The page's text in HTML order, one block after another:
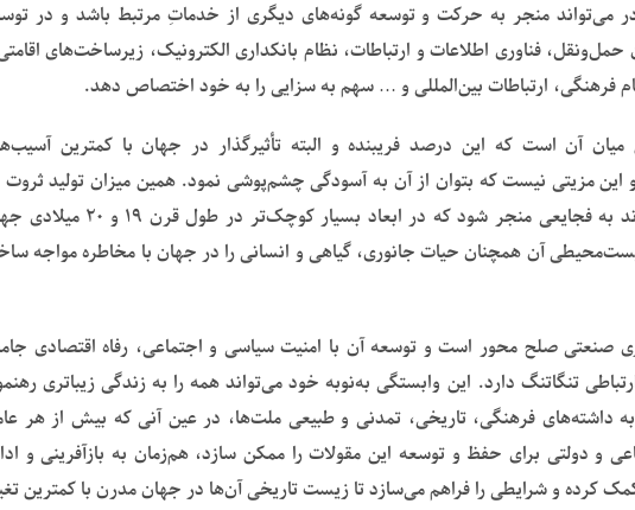
می‌تواند منجر به حرکت و توسعه گونه‌های دیگری از خدماتِ مرتبط باشد و در
فناوری اطلاعات و ارتباطات، نظام بانکداری الکترونیک، زیرساخت‌های
فرهنگی، ارتباطات بین‌المللی و … سهم به سزایی را به خود اختصاص دهد.
آن است که این درصد فریبنده و البته تأثیرگذار در جهان با کمترین
مزیتی نیست که بتوان از آن به آسودگی چشم‌پوشی نمود. همین میزان تولید ثروت
جهان در شکل صنعتی می‌تواند به فجایعی منجر شود که در ابعاد بسیار کوچک‌تر در طول
آن همچنان حیات جانوری، گیاهی و انسانی را در جهان با مخاطره مواجه
صلح محور است و توسعه آن با امنیت سیاسی و اجتماعی، رفاه اقتصادی
تنگاتنگ دارد. این وابستگی به‌نوبه خود می‌تواند همه را به زندگی زیباتری
داشته‌های فرهنگی، تاریخی، تمدنی و طبیعی ملت‌ها، در عین آنی که بیش از هر
و دولتی برای حفظ و توسعه این مقولات را ممکن سازد، هم‌زمان به بازآفرینی و
کرده و شرایطی را فراهم می‌سازد تا زیست تاریخی آن‌ها در جهان مدرن با کمترین